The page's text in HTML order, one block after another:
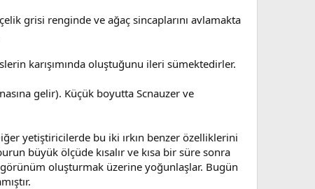
grisi renginde ve ağaç sincaplarını avlamakta
karışımında oluştuğunu ileri sümektedirler.
gelir). Küçük boyutta Scnauzer ve
yetiştiricilerde bu iki ırkın benzer özelliklerini
büyük ölçüde kısalır ve kısa bir süre sonra
oluşturmak üzerine yoğunlaşlar. Bugün